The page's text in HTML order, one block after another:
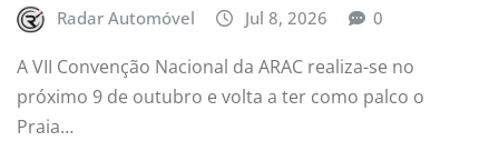
Radar Automóvel Jul 8, 2026 0
A VII Convenção Nacional da ARAC realiza-se no
próximo 9 de outubro e volta a ter como palco o
Praia…